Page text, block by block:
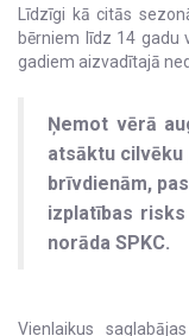
Līdzīgi kā citās
bērniem līdz 14 gadu
gadiem aizvadītajā
Ņemot vērā
atsāktu
brīvdienām,
izplatības
norāda SPKC.
Vienlaikus